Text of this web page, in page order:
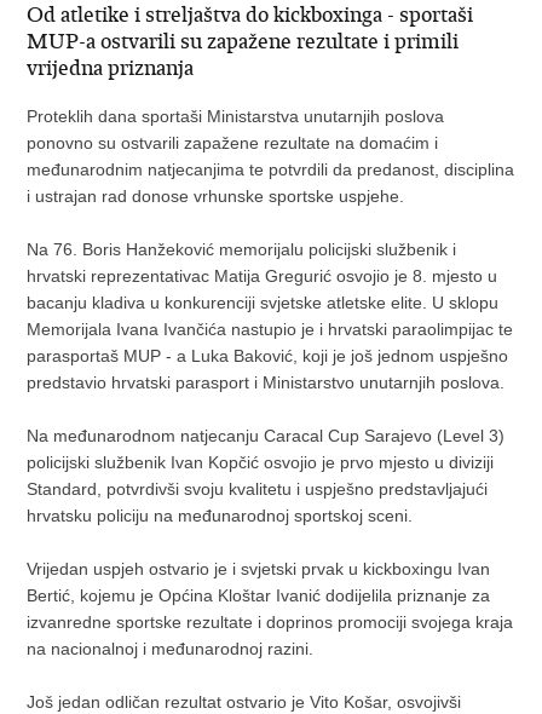
Od atletike i streljaštva do kickboxinga - sportaši
MUP-a ostvarili su zapažene rezultate i primili
vrijedna priznanja
Proteklih dana sportaši Ministarstva unutarnjih poslova
ponovno su ostvarili zapažene rezultate na domaćim i
međunarodnim natjecanjima te potvrdili da predanost, disciplina
i ustrajan rad donose vrhunske sportske uspjehe.
Na 76. Boris Hanžeković memorijalu policijski službenik i
hrvatski reprezentativac Matija Gregurić osvojio je 8. mjesto u
bacanju kladiva u konkurenciji svjetske atletske elite. U sklopu
Memorijala Ivana Ivančića nastupio je i hrvatski paraolimpijac te
parasportaš MUP - a Luka Baković, koji je još jednom uspješno
predstavio hrvatski parasport i Ministarstvo unutarnjih poslova.
Na međunarodnom natjecanju Caracal Cup Sarajevo (Level 3)
policijski službenik Ivan Kopčić osvojio je prvo mjesto u diviziji
Standard, potvrdivši svoju kvalitetu i uspješno predstavljajući
hrvatsku policiju na međunarodnoj sportskoj sceni.
Vrijedan uspjeh ostvario je i svjetski prvak u kickboxingu Ivan
Bertić, kojemu je Općina Kloštar Ivanić dodijelila priznanje za
izvanredne sportske rezultate i doprinos promociji svojega kraja
na nacionalnoj i međunarodnoj razini.
Još jedan odličan rezultat ostvario je Vito Košar, osvojivši